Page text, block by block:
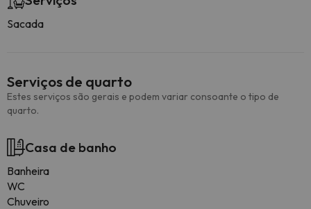
Sacada
Serviços de quarto
Estes serviços são gerais e podem variar consoante o tipo de
quarto.
Casa de banho
Banheira
WC
Chuveiro